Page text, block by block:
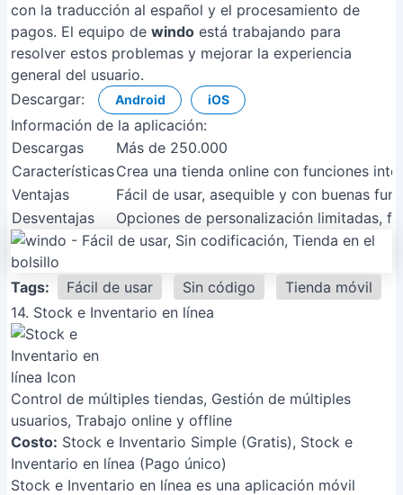
con la traducción al español y el procesamiento de
pagos. El equipo de windo está trabajando para
resolver estos problemas y mejorar la experiencia
general del usuario.
Descargar:
Android iOS
Información de la aplicación:
Descargas
Más de 250.000
CaracterísticasCrea una tienda online con funciones
Ventajas
Fácil de usar, asequible y con buenas
Desventajas
Opciones de personalización limitadas,
Tags: Fácil de usar Sin código
Tienda móvil
14. Stock e Inventario en línea
Control de múltiples tiendas, Gestión de múltiples
usuarios, Trabajo online y offline
Costo: Stock e Inventario Simple (Gratis), Stock e
Inventario en línea (Pago único)
Stock e Inventario en línea es una aplicación móvil